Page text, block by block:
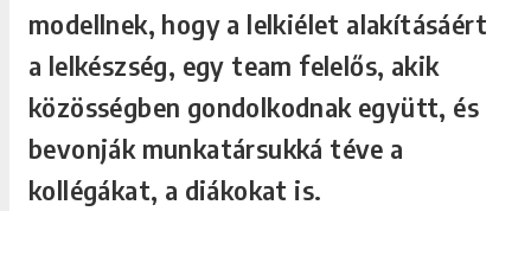
modellnek, hogy a lelkiélet alakításáért
a lelkészség, egy team felelős, akik
közösségben gondolkodnak együtt, és
bevonják munkatársukká téve a
kollégákat, a diákokat is.